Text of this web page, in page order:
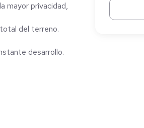
mayor privacidad,
del terreno.
desarrollo.